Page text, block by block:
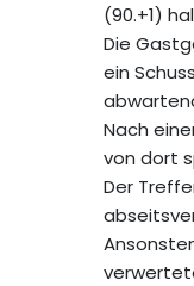
(90.+1)
Die
ein
Nach
von dort
Der